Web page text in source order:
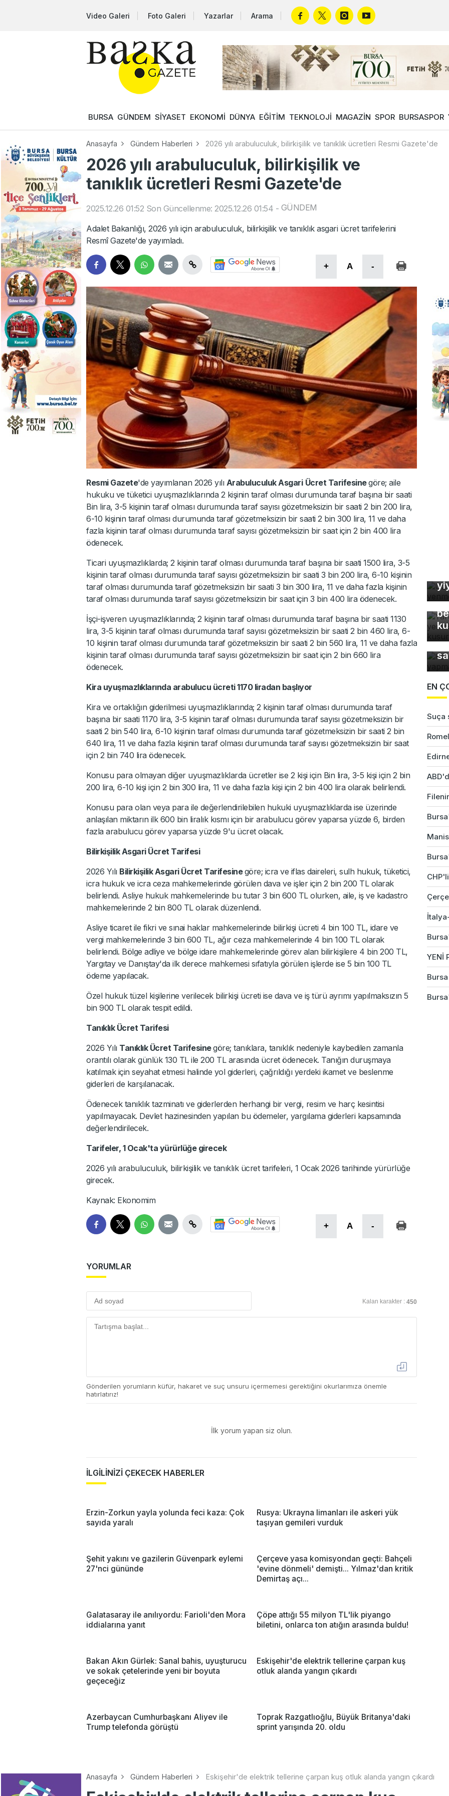
Video Galeri Foto Galeri Yazarlar Arama
BURSA GÜNDEM SİYASET EKONOMİ DÜNYA EĞİTİM TEKNOLOJİ MAGAZİN SPOR BURSASPOR
Anasayfa Gündem Haberleri 2026 yılı arabuluculuk, bilirkişilik ve tanıklık ücretleri Resmi Gazete'de
2026 yılı arabuluculuk, bilirkişilik ve
tanıklık ücretleri Resmi Gazete'de
2025.12.26 01:52 Son Güncellenme: 2025.12.26 01:54 - GÜNDEM
Adalet Bakanlığı, 2026 yılı için arabuluculuk, bilirkişilik ve tanıklık asgari ücret tarifelerini
Resmî Gazete'de yayımladı.
+ A -
Resmi Gazete'de yayımlanan 2026 yılı Arabuluculuk Asgari Ücret Tarifesinegöre; aile
hukuku ve tüketici uyuşmazlıklarında 2 kişinin taraf olması durumunda taraf başına bir saati
Bin lira, 3-5 kişinin taraf olması durumunda taraf sayısı gözetmeksizin bir saati 2 bin 200 lira,
6-10 kişinin taraf olması durumunda taraf gözetmeksizin bir saati 2 bin 300 lira, 11 ve daha
fazla kişinin taraf olması durumunda taraf sayısı gözetmeksizin bir saat için 2 bin 400 lira
ödenecek.
Ticari uyuşmazlıklarda; 2 kişinin taraf olması durumunda taraf başına bir saati 1500 lira, 3-5
kişinin taraf olması durumunda taraf sayısı gözetmeksizin bir saati 3 bin 200 lira, 6-10 kişinin
taraf olması durumunda taraf gözetmeksizin bir saati 3 bin 300 lira, 11 ve daha fazla kişinin
taraf olması durumunda taraf sayısı gözetmeksizin bir saat için 3 bin 400 lira ödenecek.
İşçi-işveren uyuşmazlıklarında; 2 kişinin taraf olması durumunda taraf başına bir saati 1130
lira, 3-5 kişinin taraf olması durumunda taraf sayısı gözetmeksizin bir saati 2 bin 460 lira, 6-
10 kişinin taraf olması durumunda taraf gözetmeksizin bir saati 2 bin 560 lira, 11 ve daha fazla
kişinin taraf olması durumunda taraf sayısı gözetmeksizin bir saat için 2 bin 660 lira
ödenecek.
Kira uyuşmazlıklarında arabulucu ücreti 1170 liradan başlıyor
Kira ve ortaklığın giderilmesi uyuşmazlıklarında; 2 kişinin taraf olması durumunda taraf
başına bir saati 1170 lira, 3-5 kişinin taraf olması durumunda taraf sayısı gözetmeksizin bir
saati 2 bin 540 lira, 6-10 kişinin taraf olması durumunda taraf gözetmeksizin bir saati 2 bin
640 lira, 11 ve daha fazla kişinin taraf olması durumunda taraf sayısı gözetmeksizin bir saat
için 2 bin 740 lira ödenecek.
Konusu para olmayan diğer uyuşmazlıklarda ücretler ise 2 kişi için Bin lira, 3-5 kişi için 2 bin
200 lira, 6-10 kişi için 2 bin 300 lira, 11 ve daha fazla kişi için 2 bin 400 lira olarak belirlendi.
Konusu para olan veya para ile değerlendirilebilen hukuki uyuşmazlıklarda ise üzerinde
anlaşılan miktarın ilk 600 bin liralık kısmı için bir arabulucu görev yaparsa yüzde 6, birden
fazla arabulucu görev yaparsa yüzde 9'u ücret olacak.
Bilirkişilik Asgari Ücret Tarifesi
2026 Yılı Bilirkişilik Asgari Ücret Tarifesinegöre; icra ve iflas daireleri, sulh hukuk, tüketici,
icra hukuk ve icra ceza mahkemelerinde görülen dava ve işler için 2 bin 200 TL olarak
belirlendi. Asliye hukuk mahkemelerinde bu tutar 3 bin 600 TL olurken, aile, iş ve kadastro
mahkemelerinde 2 bin 800 TL olarak düzenlendi.
Asliye ticaret ile fikri ve sınai haklar mahkemelerinde bilirkişi ücreti 4 bin 100 TL, idare ve
vergi mahkemelerinde 3 bin 600 TL, ağır ceza mahkemelerinde 4 bin 100 TL olarak
belirlendi. Bölge adliye ve bölge idare mahkemelerinde görev alan bilirkişilere 4 bin 200 TL,
Yargıtay ve Danıştay'da ilk derece mahkemesi sıfatıyla görülen işlerde ise 5 bin 100 TL
ödeme yapılacak.
Özel hukuk tüzel kişilerine verilecek bilirkişi ücreti ise dava ve iş türü ayrımı yapılmaksızın 5
bin 900 TL olarak tespit edildi.
Tanıklık Ücret Tarifesi
2026 Yılı Tanıklık Ücret Tarifesinegöre; tanıklara, tanıklık nedeniyle kaybedilen zamanla
orantılı olarak günlük 130 TL ile 200 TL arasında ücret ödenecek. Tanığın duruşmaya
katılmak için seyahat etmesi halinde yol giderleri, çağrıldığı yerdeki ikamet ve beslenme
giderleri de karşılanacak.
Ödenecek tanıklık tazminatı ve giderlerden herhangi bir vergi, resim ve harç kesintisi
yapılmayacak. Devlet hazinesinden yapılan bu ödemeler, yargılama giderleri kapsamında
değerlendirilecek.
Tarifeler, 1 Ocak'ta yürürlüğe girecek
2026 yılı arabuluculuk, bilirkişilik ve tanıklık ücret tarifeleri, 1 Ocak 2026 tarihinde yürürlüğe
girecek.
Kaynak: Ekonomim
+ A -
YORUMLAR
Kalan karakter : 450
Gönderilen yorumların küfür, hakaret ve suç unsuru içermemesi gerektiğini okurlarımıza önemle
hatırlatırız!
İlk yorum yapan siz olun.
İLGİLİNİZİ ÇEKECEK HABERLER
Erzin-Zorkun yayla yolunda feci kaza: Çok
sayıda yaralı
Rusya: Ukrayna limanları ile askeri yük
taşıyan gemileri vurduk
Şehit yakını ve gazilerin Güvenpark eylemi
27'nci gününde
Çerçeve yasa komisyondan geçti: Bahçeli
'evine dönmeli' demişti... Yılmaz'dan kritik
Demirtaş açı...
Galatasaray ile anılıyordu: Farioli'den Mora
iddialarına yanıt
Çöpe attığı 55 milyon TL'lik piyango
biletini, onlarca ton atığın arasında buldu!
Bakan Akın Gürlek: Sanal bahis, uyuşturucu
ve sokak çetelerinde yeni bir boyuta
geçeceğiz
Eskişehir'de elektrik tellerine çarpan kuş
otluk alanda yangın çıkardı
Azerbaycan Cumhurbaşkanı Aliyev ile
Trump telefonda görüştü
Toprak Razgatlıoğlu, Büyük Britanya'daki
sprint yarışında 20. oldu
EN
Suça
YENİ
Anasayfa Gündem Haberleri Eskişehir'de elektrik tellerine çarpan kuş otluk alanda yangın çıkardı